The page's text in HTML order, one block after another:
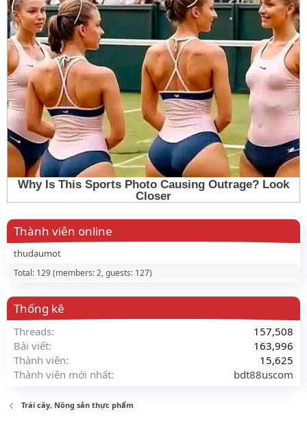
Thành viên online
thudaumot
Total: 129 (members: 2, guests: 127)
Thống kê
Threads
157,508
Bài viết
163,996
Thành viên
15,625
Thành viên mới nhất
bdt88uscom
Trái cây, Nông sản thực phẩm